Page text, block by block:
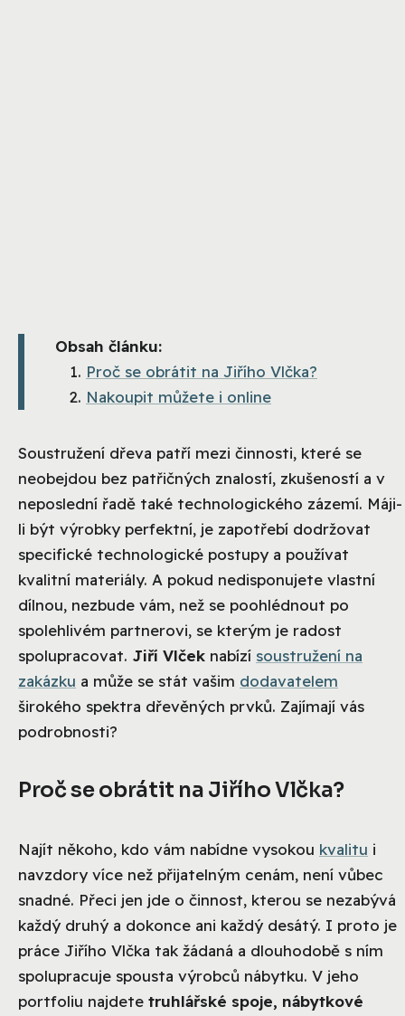
Obsah článku:
Proč se obrátit na Jiřího Vlčka?
Nakoupit můžete i online
Soustružení dřeva patří mezi činnosti, které se
neobejdou bez patřičných znalostí, zkušeností a v
neposlední řadě také technologického zázemí. Máji-
li být výrobky perfektní, je zapotřebí dodržovat
specifické technologické postupy a používat
kvalitní materiály. A pokud nedisponujete vlastní
dílnou, nezbude vám, než se poohlédnout po
spolehlivém partnerovi, se kterým je radost
spolupracovat. Jiří Vlček nabízí soustružení na
zakázku a může se stát vašim dodavatelem
širokého spektra dřevěných prvků. Zajímají vás
podrobnosti?
Proč se obrátit na Jiřího Vlčka?
Najít někoho, kdo vám nabídne vysokou kvalitu i
navzdory více než přijatelným cenám, není vůbec
snadné. Přeci jen jde o činnost, kterou se nezabývá
každý druhý a dokonce ani každý desátý. I proto je
práce Jiřího Vlčka tak žádaná a dlouhodobě s ním
spolupracuje spousta výrobců nábytku. V jeho
portfoliu najdete truhlářské spoje, nábytkové